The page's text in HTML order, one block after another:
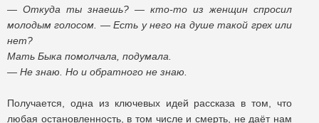
— Откуда ты знаешь? — кто-то из женщин спросил
молодым голосом. — Есть у него на душе такой грех или
нет?
Мать Быка помолчала, подумала.
— Не знаю. Но и обратного не знаю.
Получается, одна из ключевых идей рассказа в том, что
любая остановленность, в том числе и смерть, не даёт нам